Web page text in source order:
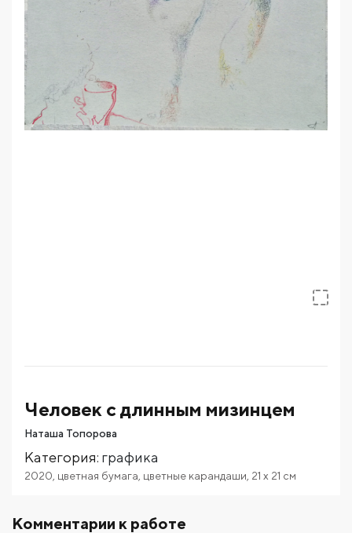
Человек с длинным мизинцем
Наташа Топорова
Категория: графика
2020 цветная бумага цветные карандаши 21 x 21 см
Комментарии к работе